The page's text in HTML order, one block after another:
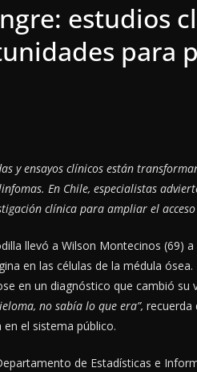
estudios
para
y ensayos clínicos están
En Chile, especialistas
clínica para ampliar el
llevó a Wilson Montecinos (69)
en las células de la médula
en un diagnóstico que cambió su
no sabía lo que era”, recuerda
el sistema público.
de Estadísticas e